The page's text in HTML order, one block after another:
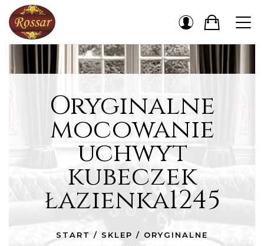
Oryginalne
mocowanie
uchwyt
kubeczek
łazienka1245
START / SKLEP / ORYGINALNE